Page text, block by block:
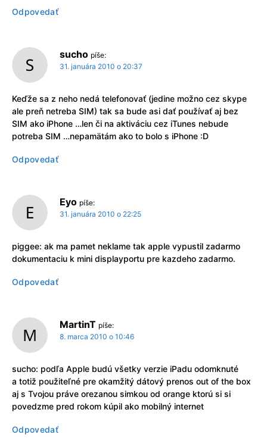
Odpovedať
sucho píše:
31. januára 2010 o 20:37
Keďže sa z neho nedá telefonovať (jedine možno cez skype
ale preň netreba SIM) tak sa bude asi dať používať aj bez
SIM ako iPhone …len či na aktiváciu cez iTunes nebude
potreba SIM …nepamätám ako to bolo s iPhone :D
Odpovedať
Eyo píše:
31. januára 2010 o 22:25
piggee: ak ma pamet neklame tak apple vypustil zadarmo
dokumentaciu k mini displayportu pre kazdeho zadarmo.
Odpovedať
MartinT píše:
8. marca 2010 o 10:46
sucho: podľa Apple budú všetky verzie iPadu odomknuté
a totiž použiteľné pre okamžitý dátový prenos out of the box
aj s Tvojou práve orezanou simkou od orange ktorú si si
povedzme pred rokom kúpil ako mobilný internet
Odpovedať